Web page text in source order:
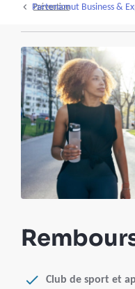
Partenamut Business &
Prévention
Club de sport et